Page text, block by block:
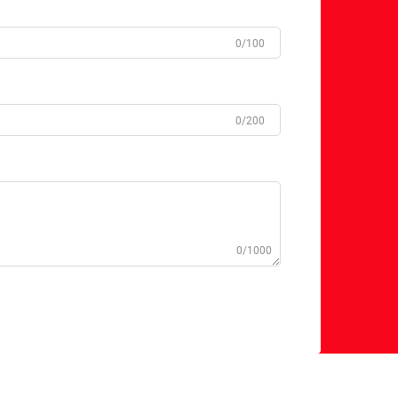
0/100
0/200
0/1000